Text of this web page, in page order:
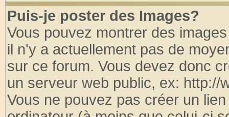
Puis-je poster des Images?
Vous pouvez montrer des
il n'y a actuellement pas de
sur ce forum. Vous devez donc
un serveur web public, ex: http://
Vous ne pouvez pas créer un